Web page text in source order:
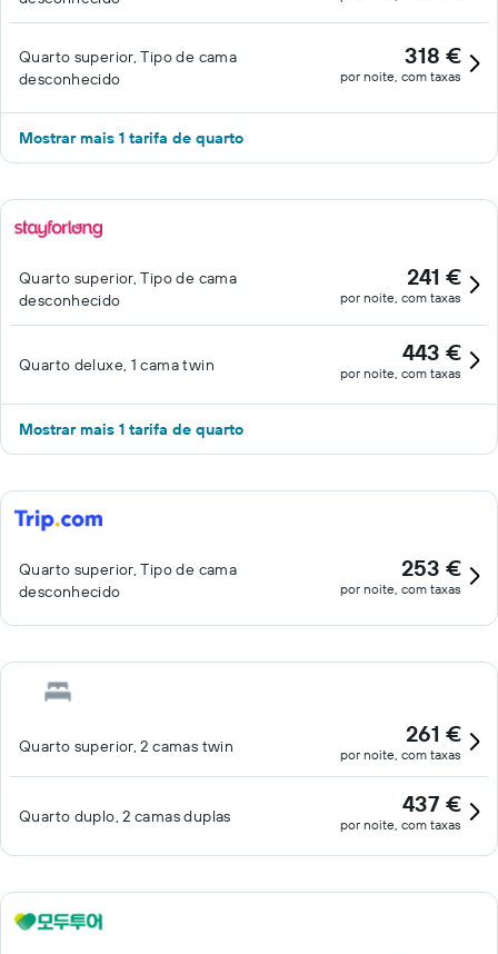
Quarto superior, Tipo de cama
desconhecido
318 €
por noite, com taxas
Mostrar mais 1 tarifa de quarto
Quarto superior, Tipo de cama
desconhecido
241 €
por noite, com taxas
Quarto deluxe, 1 cama twin 443 €
por noite, com taxas
Mostrar mais 1 tarifa de quarto
Quarto superior, Tipo de cama
desconhecido
253 €
por noite, com taxas
Quarto superior, 2 camas twin 261 €
por noite, com taxas
Quarto duplo, 2 camas duplas 437 €
por noite, com taxas